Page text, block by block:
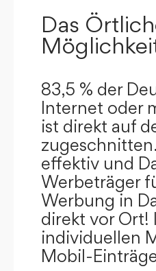
Das
83,5 % der
Internet oder
ist direkt auf
effektiv und
Werbeträger
Werbung in
direkt vor Ort!
individuellen
Mobil-